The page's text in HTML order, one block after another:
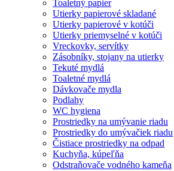
Toaletný papier
Utierky papierové skladané
Utierky papierové v kotúči
Utierky priemyselné v kotúči
Vreckovky, servítky
Zásobníky, stojany na utierky
Tekuté mydlá
Toaletné mydlá
Dávkovače mydla
Podlahy
WC hygiena
Prostriedky na umývanie riadu
Prostriedky do umývačiek riadu
Čistiace prostriedky na odpad
Kuchyňa, kúpeľňa
Odstraňovače vodného kameňa